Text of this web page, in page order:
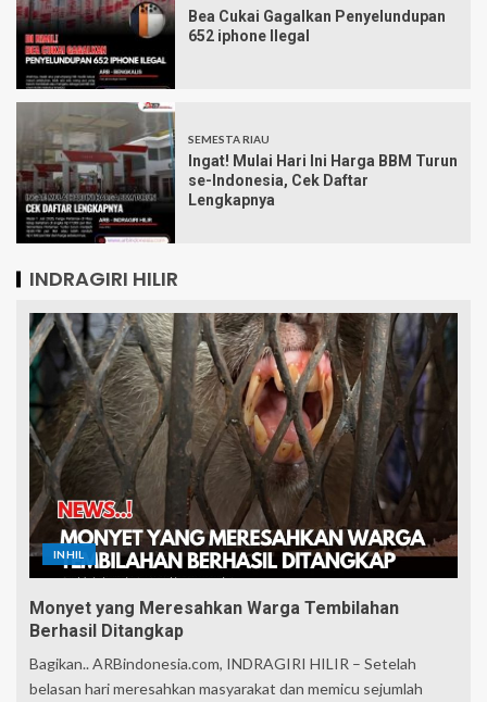
Bea Cukai Gagalkan Penyelundupan
652 iphone Ilegal
SEMESTA RIAU
Ingat! Mulai Hari Ini Harga BBM Turun
se-Indonesia, Cek Daftar
Lengkapnya
INDRAGIRI HILIR
INHIL
Monyet yang Meresahkan Warga Tembilahan
Berhasil Ditangkap
Bagikan.. ARBindonesia.com, INDRAGIRI HILIR – Setelah
belasan hari meresahkan masyarakat dan memicu sejumlah